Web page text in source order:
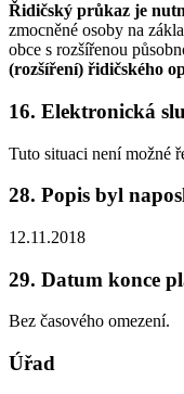
Řidičský průkaz je
zmocněné osoby na
obce s rozšířenou
(rozšíření) řidičského
16. Elektronická
Tuto situaci není možné
28. Popis byl
12.11.2018
29. Datum konce
Bez časového omezení.
Úřad